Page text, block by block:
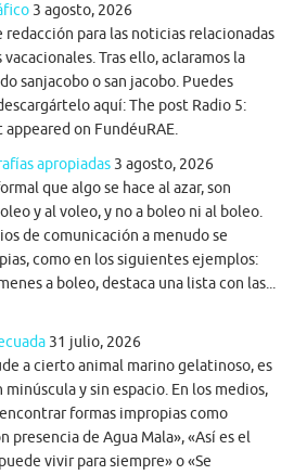
3 agosto, 2026
redacción para las noticias relacionadas
Tras ello, aclaramos la
sanjacobo o san jacobo. Puedes
aquí: The post Radio 5:
on FundéuRAE.
apropiadas 3 agosto, 2026
que algo se hace al azar, son
y al voleo, y no a boleo ni al boleo.
de comunicación a menudo se
como en los siguientes ejemplos:
a boleo, destaca una lista con las...
31 julio, 2026
a cierto animal marino gelatinoso, es
y sin espacio. En los medios,
formas impropias como
presencia de Agua Mala», «Así es el
vivir para siempre» o «Se